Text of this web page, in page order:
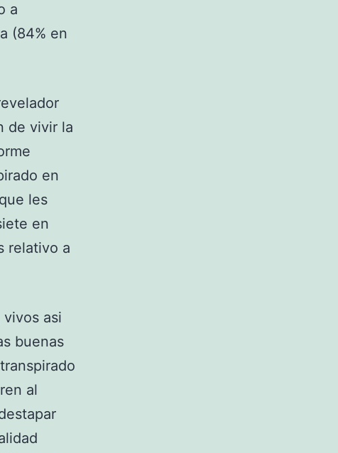
a
(84% en
de vivir la
en
les
en
relativo a
asi
buenas
al